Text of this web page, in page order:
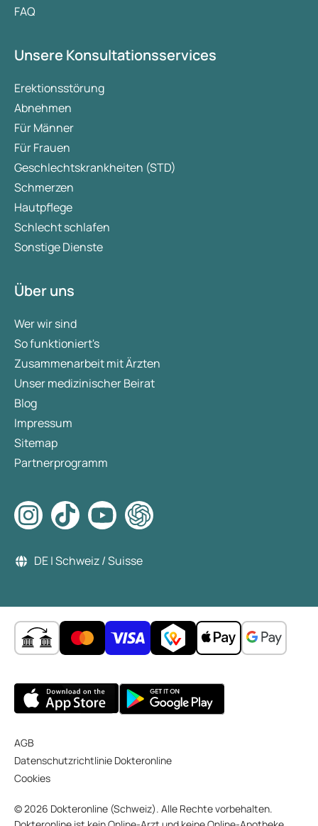
FAQ
Unsere Konsultationsservices
Erektionsstörung
Abnehmen
Für Männer
Für Frauen
Geschlechtskrankheiten (STD)
Schmerzen
Hautpflege
Schlecht schlafen
Sonstige Dienste
Über uns
Wer wir sind
So funktioniert's
Zusammenarbeit mit Ärzten
Unser medizinischer Beirat
Blog
Impressum
Sitemap
Partnerprogramm
DE | Schweiz / Suisse
AGB
Datenschutzrichtlinie Dokteronline
Cookies
© 2026 Dokteronline (Schweiz). Alle Rechte vorbehalten.